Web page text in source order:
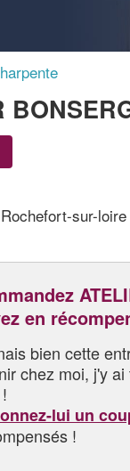
sur-loire
en
bien cette
chez moi, j'y
lui un
!